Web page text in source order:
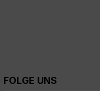
FOLGE UNS